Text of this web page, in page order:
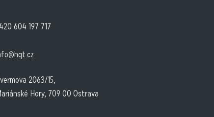
604 197 717
2063/15,
Hory, 709 00 Ostrava